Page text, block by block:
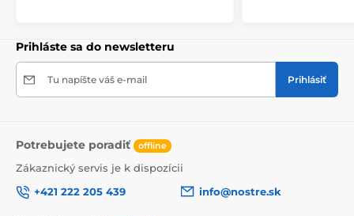
Prihláste sa do newsletteru
Tu napíšte váš e-mail Prihlásiť
Potrebujete poradiť offline
Zákaznický servis je k dispozícii
+421 222 205 439
info@nostre.sk